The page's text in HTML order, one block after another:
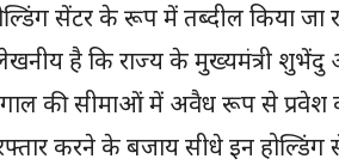
सेंटर के रूप में तब्दील किया जा
है कि राज्य के मुख्यमंत्री शुभेंदु
बंगाल की सीमाओं में अवैध रूप से प्रवेश
करने के बजाय सीधे इन होल्डिंग